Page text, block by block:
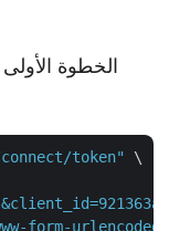
الخطوة
token"
\
form-urlencoded"